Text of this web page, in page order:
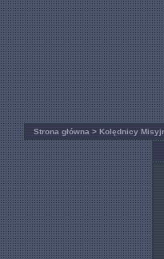
Strona główna > Kolędnicy